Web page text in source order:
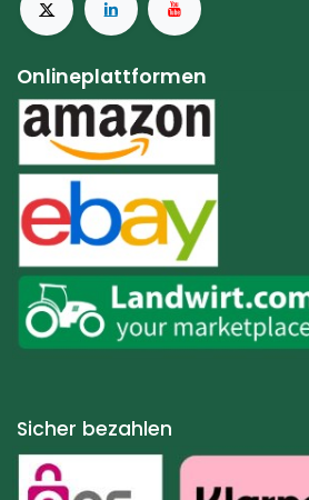
Onlineplattformen
Sicher bezahlen